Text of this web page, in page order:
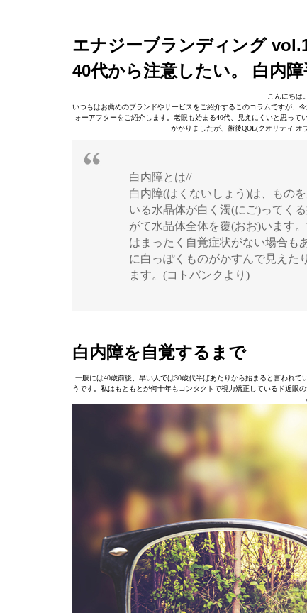
エナジーブランディング
40代から注意したい。 白内
こんにちは
いつもはお薦めのブランドやサービスをご紹介するこのコラムですが、
ォーアフターをご紹介します。老眼も始まる40代、見えにくいと思っ
かかりましたが、術後QOL(クオリティ オ
白内障とは//
白内障(はくないしょう)は、もの
いる水晶体が白く濁(にご)ってく
がて水晶体全体を覆(おお)います
はまったく自覚症状がない場合も
に白っぽくものがかすんで見えた
ます。(コトバンクより)
白内障を自覚するまで
一般には40歳前後、早い人では30歳代半ばあたりから始まると言われ
うです。私はもともとが何十年もコンタクトで視力矯正しているド近眼